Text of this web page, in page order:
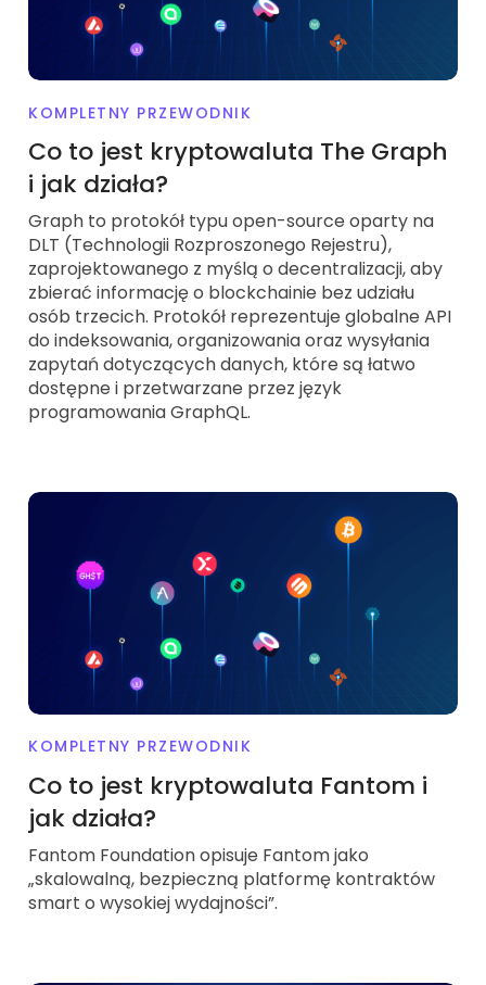
KOMPLETNY PRZEWODNIK
Co to jest kryptowaluta The Graph
i jak działa?
Graph to protokół typu open-source oparty na
DLT (Technologii Rozproszonego Rejestru),
zaprojektowanego z myślą o decentralizacji, aby
zbierać informację o blockchainie bez udziału
osób trzecich. Protokół reprezentuje globalne API
do indeksowania, organizowania oraz wysyłania
zapytań dotyczących danych, które są łatwo
dostępne i przetwarzane przez język
programowania GraphQL.
KOMPLETNY PRZEWODNIK
Co to jest kryptowaluta Fantom i
jak działa?
Fantom Foundation opisuje Fantom jako
„skalowalną, bezpieczną platformę kontraktów
smart o wysokiej wydajności”.